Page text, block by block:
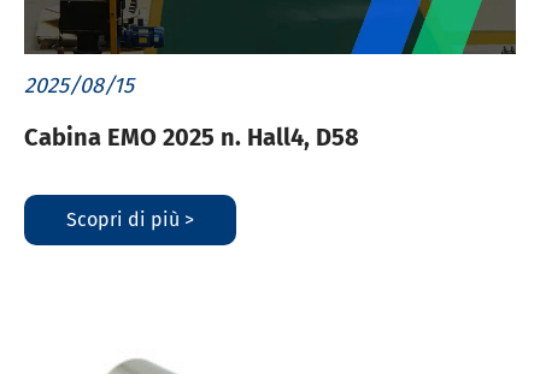
2025/08/15
Cabina EMO 2025 n. Hall4, D58
Scopri di più >